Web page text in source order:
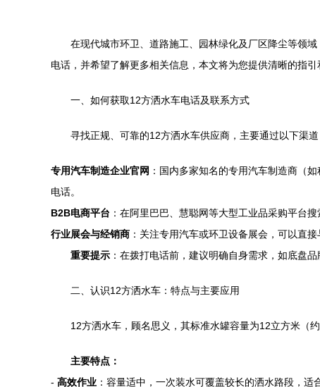
在现代城市环卫、道路施工、园林绿化及厂区降尘等领
电话，并希望了解更多相关信息，本文将为您提供清晰的指引
一、如何获取12方洒水车电话及联系方式
寻找正规、可靠的12方洒水车供应商，主要通过以下渠道
专用汽车制造企业官网 ：国内多家知名的专用汽车制造商（
电话。
B2B电商平台 ：在阿里巴巴、慧聪网等大型工业品采购平台
行业展会与经销商 ：关注专用汽车或环卫设备展会，可以直
重要提示 ：在拨打电话前，建议明确自身需求，如底盘
二、认识12方洒水车：特点与主要应用
12方洒水车，顾名思义，其标准水罐容量为12立方米（
主要特点：
- 高效作业 ：容量适中，一次装水可覆盖较长的洒水路段，适